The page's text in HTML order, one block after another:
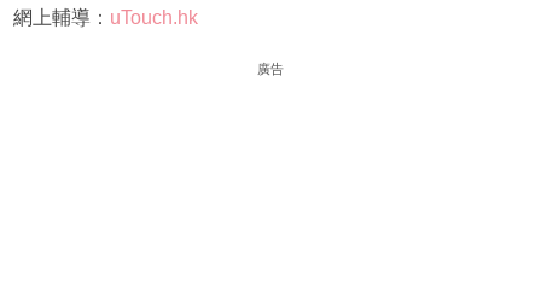
網上輔導： uTouch.hk
廣告